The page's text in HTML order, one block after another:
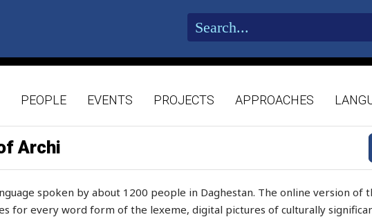
PEOPLE EVENTS PROJECTS APPROACHES
Archi
spoken by about 1200 people in Daghestan. The online version of
for every word form of the lexeme, digital pictures of culturally